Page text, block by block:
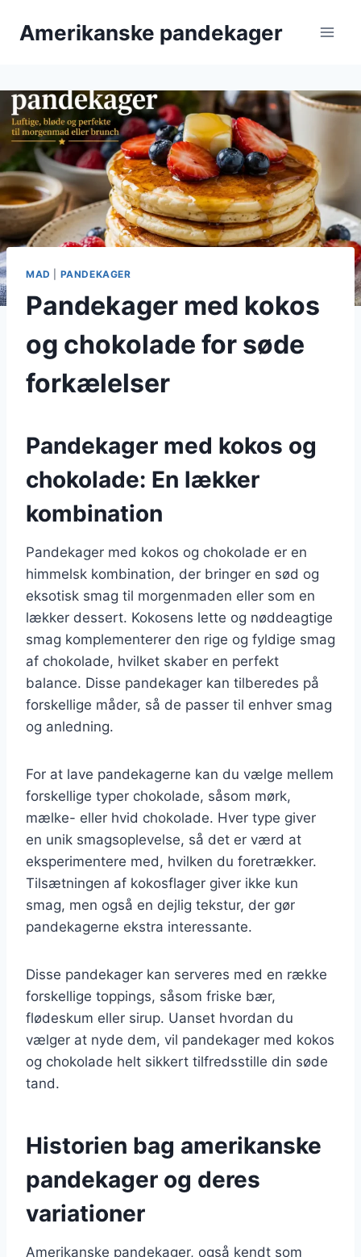
Amerikanske pandekager
MAD PANDEKAGER
Pandekager med kokos
og chokolade for søde
forkælelser
Pandekager med kokos og
chokolade: En lækker
kombination
Pandekager med kokos og chokolade er en
himmelsk kombination, der bringer en sød og
eksotisk smag til morgenmaden eller som en
lækker dessert. Kokosens lette og nøddeagtige
smag komplementerer den rige og fyldige smag
af chokolade, hvilket skaber en perfekt
balance. Disse pandekager kan tilberedes på
forskellige måder, så de passer til enhver smag
og anledning.
For at lave pandekagerne kan du vælge mellem
forskellige typer chokolade, såsom mørk,
mælke- eller hvid chokolade. Hver type giver
en unik smagsoplevelse, så det er værd at
eksperimentere med, hvilken du foretrækker.
Tilsætningen af kokosflager giver ikke kun
smag, men også en dejlig tekstur, der gør
pandekagerne ekstra interessante.
Disse pandekager kan serveres med en række
forskellige toppings, såsom friske bær,
flødeskum eller sirup. Uanset hvordan du
vælger at nyde dem, vil pandekager med kokos
og chokolade helt sikkert tilfredsstille din søde
tand.
Historien bag amerikanske
pandekager og deres
variationer
Amerikanske pandekager, også kendt som